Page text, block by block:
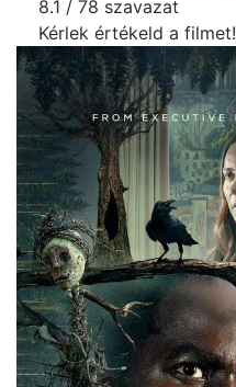
8.1 / 78 szavazat
Kérlek értékeld a filmet!